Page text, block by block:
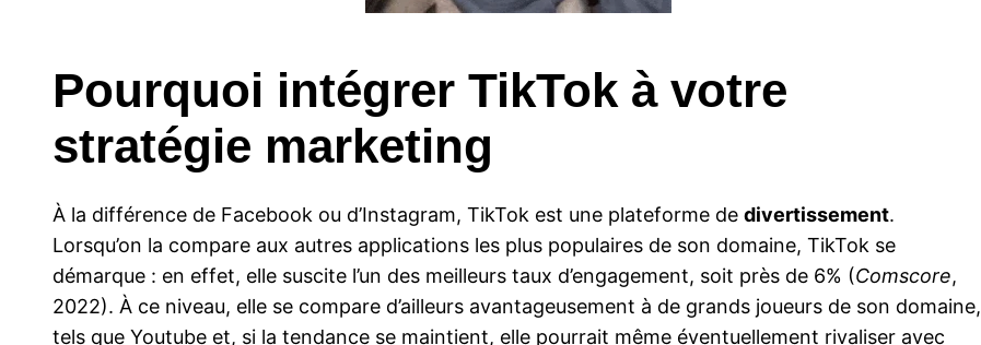
Pourquoi intégrer TikTok à votre
stratégie marketing
À la différence de Facebook ou d’Instagram, TikTok est une plateforme de divertissement.
Lorsqu’on la compare aux autres applications les plus populaires de son domaine, TikTok se
démarque : en effet, elle suscite l’un des meilleurs taux d’engagement, soit près de 6% (Comscore,
2022). À ce niveau, elle se compare d’ailleurs avantageusement à de grands joueurs de son domaine,
tels que Youtube et, si la tendance se maintient, elle pourrait même éventuellement rivaliser avec